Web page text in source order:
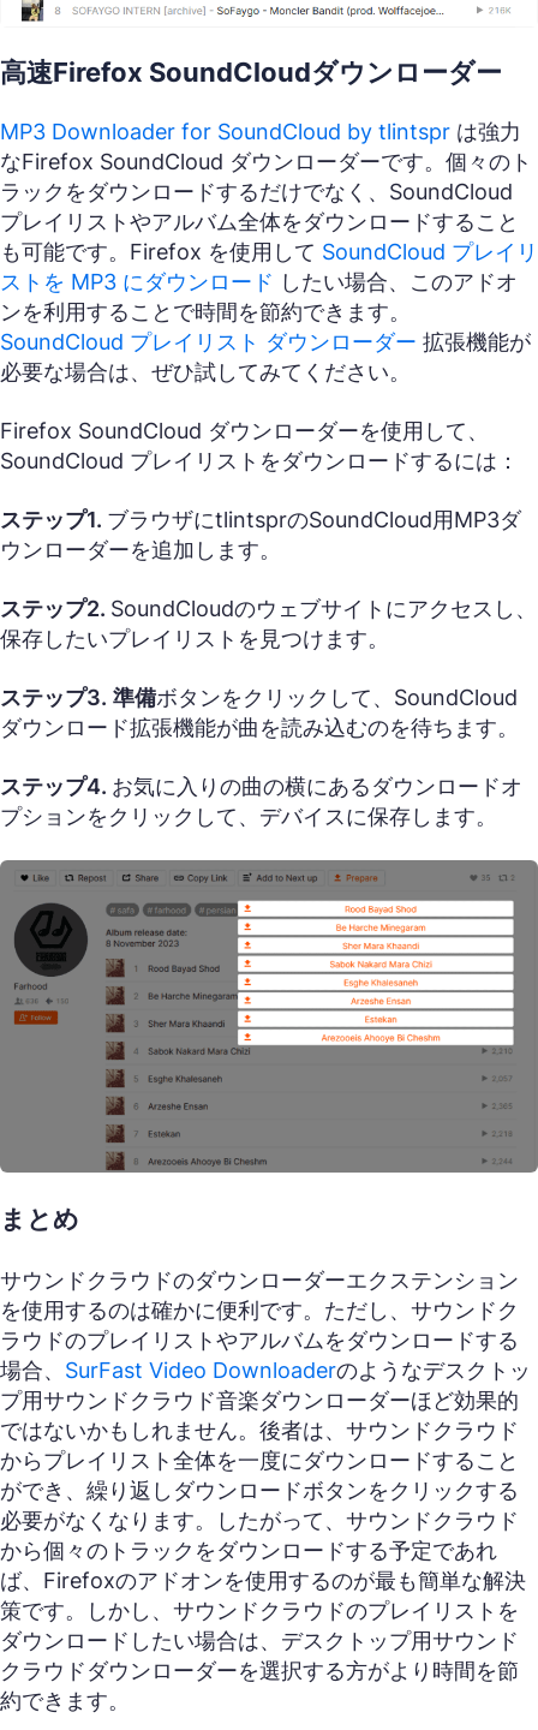
高速Firefox SoundCloudダウンローダー
MP3 Downloader for SoundCloud by tlintspr は強力
なFirefox SoundCloud ダウンローダーです。個々のト
ラックをダウンロードするだけでなく、SoundCloud
プレイリストやアルバム全体をダウンロードすること
も可能です。Firefox を使用して SoundCloud プレイリ
ストを MP3 にダウンロード したい場合、このアドオ
ンを利用することで時間を節約できます。
SoundCloud プレイリスト ダウンローダー 拡張機能が
必要な場合は、ぜひ試してみてください。
Firefox SoundCloud ダウンローダーを使用して、
SoundCloud プレイリストをダウンロードするには：
ステップ1. ブラウザにtlintsprのSoundCloud用MP3ダ
ウンローダーを追加します。
ステップ2. SoundCloudのウェブサイトにアクセスし、
保存したいプレイリストを見つけます。
ステップ3. 準備ボタンをクリックして、SoundCloud
ダウンロード拡張機能が曲を読み込むのを待ちます。
ステップ4. お気に入りの曲の横にあるダウンロードオ
プションをクリックして、デバイスに保存します。
まとめ
サウンドクラウドのダウンローダーエクステンション
を使用するのは確かに便利です。ただし、サウンドク
ラウドのプレイリストやアルバムをダウンロードする
場合、 SurFast Video Downloaderのようなデスクトッ
プ用サウンドクラウド音楽ダウンローダーほど効果的
ではないかもしれません。後者は、サウンドクラウド
からプレイリスト全体を一度にダウンロードすること
ができ、繰り返しダウンロードボタンをクリックする
必要がなくなります。したがって、サウンドクラウド
から個々のトラックをダウンロードする予定であれ
ば、Firefoxのアドオンを使用するのが最も簡単な解決
策です。しかし、サウンドクラウドのプレイリストを
ダウンロードしたい場合は、デスクトップ用サウンド
クラウドダウンローダーを選択する方がより時間を節
約できます。